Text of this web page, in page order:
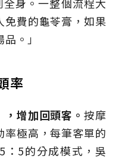
費的龜苓膏，如果
。」
率
，增加回頭客。按摩
極高，每筆客單的
：5的分成模式，吳